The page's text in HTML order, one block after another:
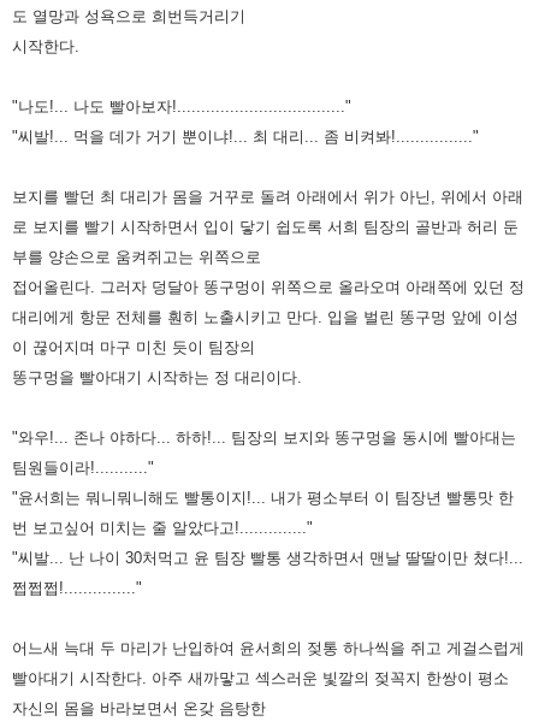
도 열망과 성욕으로 희번득거리기
시작한다.
"나도!... 나도 빨아보자!..................................."
"씨발!... 먹을 데가 거기 뿐이냐!... 최 대리... 좀 비켜봐!................"
보지를 빨던 최 대리가 몸을 거꾸로 돌려 아래에서 위가 아닌, 위에서 아래
로 보지를 빨기 시작하면서 입이 닿기 쉽도록 서희 팀장의 골반과 허리 둔
부를 양손으로 움켜쥐고는 위쪽으로
접어올린다. 그러자 덩달아 똥구멍이 위쪽으로 올라오며 아래쪽에 있던 정
대리에게 항문 전체를 훤히 노출시키고 만다. 입을 벌린 똥구멍 앞에 이성
이 끊어지며 마구 미친 듯이 팀장의
똥구멍을 빨아대기 시작하는 정 대리이다.
"와우!... 존나 야하다... 하하!... 팀장의 보지와 똥구멍을 동시에 빨아대는
팀원들이라!..........."
"윤서희는 뭐니뭐니해도 빨통이지!... 내가 평소부터 이 팀장년 빨통맛 한
번 보고싶어 미치는 줄 알았다고!.............."
"씨발... 난 나이 30처먹고 윤 팀장 빨통 생각하면서 맨날 딸딸이만 쳤다!...
쩝쩝쩝!..............."
어느새 늑대 두 마리가 난입하여 윤서희의 젖통 하나씩을 쥐고 게걸스럽게
빨아대기 시작한다. 아주 새까맣고 섹스러운 빛깔의 젖꼭지 한쌍이 평소
자신의 몸을 바라보면서 온갖 음탕한